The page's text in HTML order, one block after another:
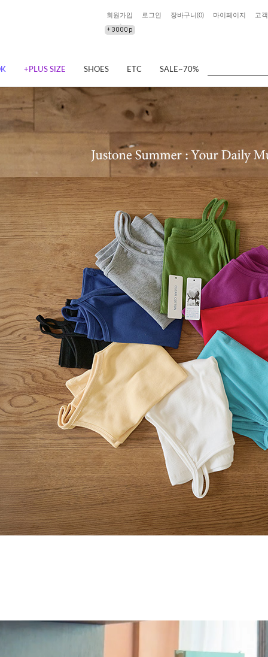
회원가입 로그인 장바구니(0) 마이페이지 고
+PLUS SIZE SHOES ETC SALE~70%